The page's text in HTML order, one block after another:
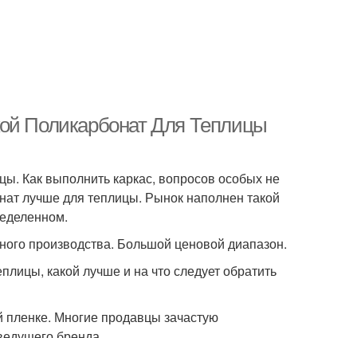
Поликарбонат Для Теплицы
Как выполнить каркас, вопросов особых не
лучше для теплицы. Рынок наполнен такой
производства. Большой ценовой диапазон.
какой лучше и на что следует обратить
Многие продавцы зачастую